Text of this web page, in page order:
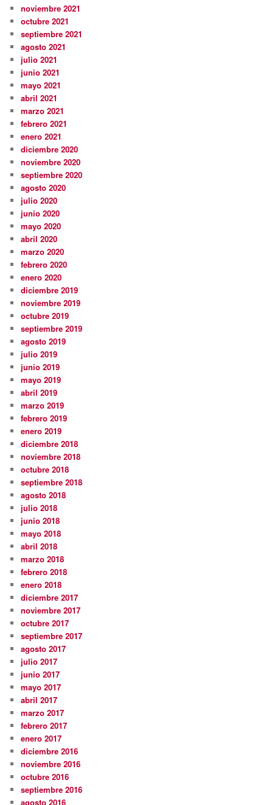
noviembre 2021
octubre 2021
septiembre 2021
agosto 2021
julio 2021
junio 2021
mayo 2021
abril 2021
marzo 2021
febrero 2021
enero 2021
diciembre 2020
noviembre 2020
septiembre 2020
agosto 2020
julio 2020
junio 2020
mayo 2020
abril 2020
marzo 2020
febrero 2020
enero 2020
diciembre 2019
noviembre 2019
octubre 2019
septiembre 2019
agosto 2019
julio 2019
junio 2019
mayo 2019
abril 2019
marzo 2019
febrero 2019
enero 2019
diciembre 2018
noviembre 2018
octubre 2018
septiembre 2018
agosto 2018
julio 2018
junio 2018
mayo 2018
abril 2018
marzo 2018
febrero 2018
enero 2018
diciembre 2017
noviembre 2017
octubre 2017
septiembre 2017
agosto 2017
julio 2017
junio 2017
mayo 2017
abril 2017
marzo 2017
febrero 2017
enero 2017
diciembre 2016
noviembre 2016
octubre 2016
septiembre 2016
agosto 2016